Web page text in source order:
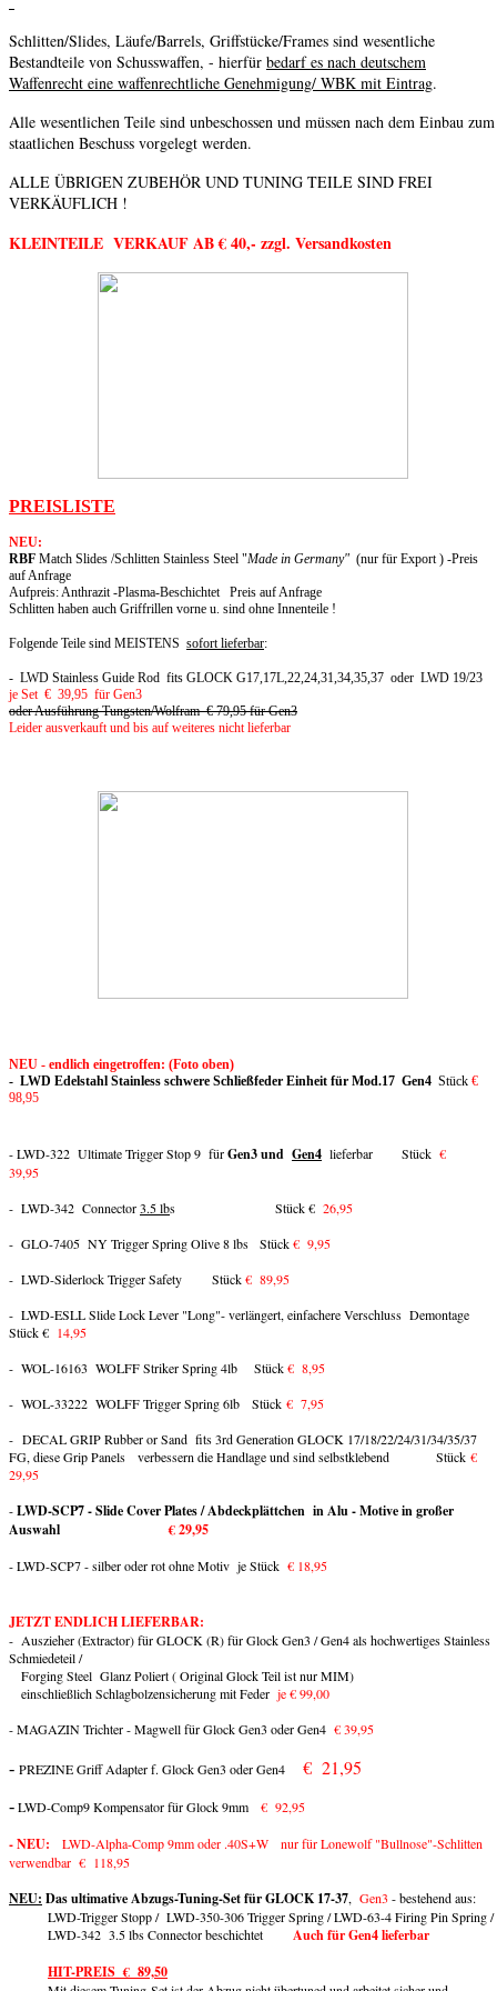
mehr erfahren...
RBF Pro Shooter
auch im Test CALIBER Magazin Ausgabe 2/2016 ...
RBF Target MK V
und eignet sich hervorragend für verschiedenste Disziplinen
Spezial - Glock Matchläufe
Spezial Glockmatchläufe Die hochpräzisen ALPHA WOLF Glock
in unserer Rubrik " Glock Tuning Teile"
mehr erfahren...
Schlitten/Slides, Läufe/Barrels, Griffstücke/Frames sind wesentliche
Bestandteile von Schusswaffen, - hierfür bedarf es nach deutschem
Waffenrecht eine waffenrechtliche Genehmigung/ WBK mit Eintrag.
Alle wesentlichen Teile sind unbeschossen und müssen nach dem Einbau zum
staatlichen Beschuss vorgelegt werden.
ALLE ÜBRIGEN ZUBEHÖR UND TUNING TEILE SIND FREI
VERKÄUFLICH !
KLEINTEILE VERKAUF AB € 40,- zzgl. Versandkosten
PREISLISTE
NEU:
RBF Match Slides /Schlitten Stainless Steel "Made in Germany" (nur für Export ) -Preis
auf Anfrage
Aufpreis: Anthrazit -Plasma-Beschichtet Preis auf Anfrage
Schlitten haben auch Griffrillen vorne u. sind ohne Innenteile !
Folgende Teile sind MEISTENS sofort lieferbar:
- LWD Stainless Guide Rod fits GLOCK G17,17L,22,24,31,34,35,37 oder LWD 19/23
je Set € 39,95 für Gen3
oder Ausführung Tungsten/Wolfram € 79,95 für Gen3
Leider ausverkauft und bis auf weiteres nicht lieferbar
NEU - endlich eingetroffen: (Foto oben)
- LWD Edelstahl Stainless schwere Schließfeder Einheit für Mod.17 Gen4 Stück €
98,95
- LWD-322 Ultimate Trigger Stop 9 fürGen3 und Gen4 lieferbar Stück €
39,95
- LWD-342 Connector3.5 lbs Stück € 26,95
- GLO-7405 NY Trigger Spring Olive 8 lbs Stück€ 9,95
- LWD-Siderlock Trigger Safety Stück€ 89,95
- LWD-ESLL Slide Lock Lever "Long"- verlängert, einfachere Verschluss Demontage
Stück € 14,95
- WOL-16163 WOLFF Striker Spring 4lb Stück€ 8,95
- WOL-33222 WOLFF Trigger Spring 6lb Stück € 7,95
- DECAL GRIP Rubber or Sand fits 3rd Generation GLOCK 17/18/22/24/31/34/35/37
FG, diese Grip Panels verbessern die Handlage und sind selbstklebend Stück €
29,95
-LWD-SCP7 - Slide Cover Plates / Abdeckplättchen in Alu - Motive in großer
Auswahl€ 29,95
- LWD-SCP7 - silber oder rot ohne Motiv je Stück € 18,95
JETZT ENDLICH LIEFERBAR:
- Auszieher (Extractor) für GLOCK (R) für Glock Gen3 / Gen4 als hochwertiges Stainless
Schmiedeteil /
Forging Steel Glanz Poliert ( Original Glock Teil ist nur MIM)
einschließlich Schlagbolzensicherung mit Feder je € 99,00
- MAGAZIN Trichter - Magwell für Glock Gen3 oder Gen4 € 39,95
- PREZINE Griff Adapter f. Glock Gen3 oder Gen4 € 21,95
-LWD-Comp9 Kompensator für Glock 9mm € 92,95
- NEU:
LWD-Alpha-Comp 9mm oder .40S+W nur für Lonewolf "Bullnose"-Schlitten
verwendbar € 118,95
NEU: Das ultimative Abzugs-Tuning-Set für GLOCK 17-37, Gen3 - bestehend aus:
LWD-Trigger Stopp / LWD-350-306 Trigger Spring / LWD-63-4 Firing Pin Spring /
LWD-342 3.5 lbs Connector beschichtet Auch für Gen4 lieferbar
HIT-PREIS € 89,50